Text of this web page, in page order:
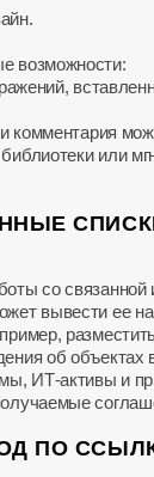
возможности:
комментария
или
со
вывести ее
об объектах
ИТ-активы и
ПО